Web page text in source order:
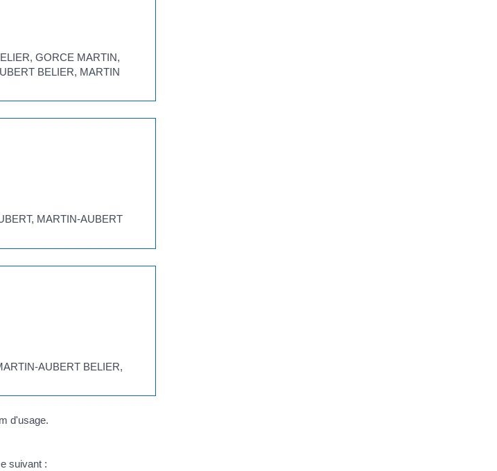
GORCE MARTIN,
BELIER, MARTIN
MARTIN-AUBERT
AUBERT BELIER,
d'usage.
suivant :